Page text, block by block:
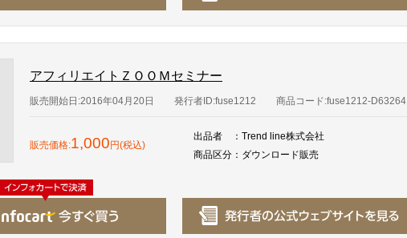
アフィリエイトＺＯＯＭセミナー
販売開始日:2016年04月20日 発行者ID:fuse1212 商品コード:fuse1212-D63264
販売価格:1,000 円(税込)
出品者 ： Trend line株式会社
商品区分 ： ダウンロード販売